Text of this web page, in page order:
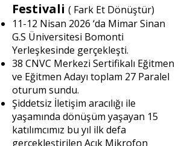
Festivali ( Fark Et Dönüştür)
11-12 Nisan 2026 ‘da Mimar Sinan
G.S Üniversitesi Bomonti
Yerleşkesinde gerçekleşti.
38 CNVC Merkezi Sertifikalı Eğitmen
ve Eğitmen Adayı toplam 27 Paralel
oturum sundu.
Şiddetsiz İletişim aracılığı ile
yaşamında dönüşüm yaşayan 15
katılımcımız bu yıl ilk defa
gerçekleştirilen Açık Mikrofon